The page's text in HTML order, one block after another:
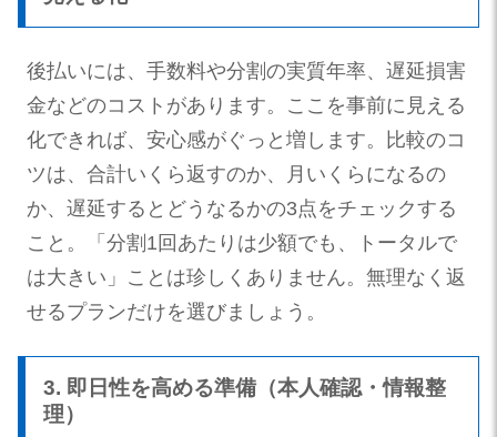
後払いには、手数料や分割の実質年率、遅延損害
金などのコストがあります。ここを事前に見える
化できれば、安心感がぐっと増します。比較のコ
ツは、合計いくら返すのか、月いくらになるの
か、遅延するとどうなるかの3点をチェックする
こと。「分割1回あたりは少額でも、トータルで
は大きい」ことは珍しくありません。無理なく返
せるプランだけを選びましょう。
3. 即日性を高める準備（本人確認・情報整
理）